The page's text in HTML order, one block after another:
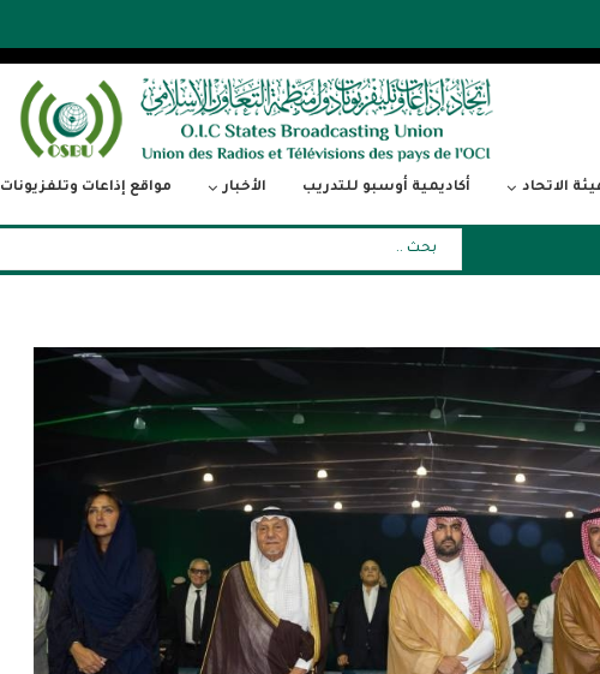
الاتحاد أكاديمية أوسبو للتدريب الأخبار مواقع إذاعات وتلفزيونات